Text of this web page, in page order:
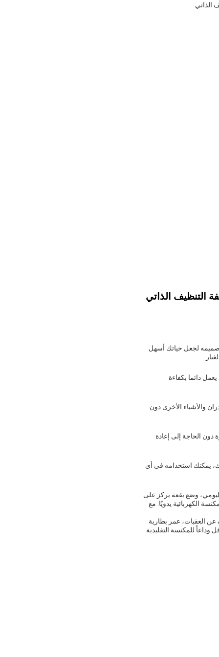
لجعل حياتك أسهل
دائما بكفاءة
والأشياء الأخرى دون
تغطي مساحة كبيرة دون الحاجة إلى إعادة
يزعج منزلك، يمكنك استخدامه في أي
وضع بقعة يركز على
الكهربائية يدويًا. مع
عن العقبات، عمر بطارية
للمكنسة التقليدية